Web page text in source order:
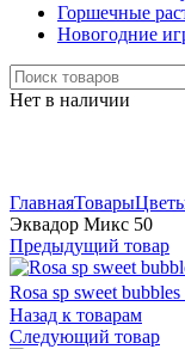
Горшечные
Новогодние
Нет в наличии
ГлавнаяТовары
Эквадор Микс 50
Предыдущий товар
Rosa sp sweet bubbles
Назад к товарам
Следующий товар